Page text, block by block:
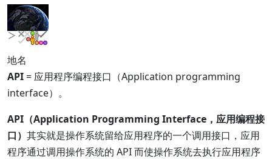
地名
API= 应用程序编程接口（Application programming
interface）。
API（Application Programming Interface，应用编程接
口） 其实就是操作系统留给应用程序的一个调用接口，应用
程序通过调用操作系统的 API 而使操作系统去执行应用程序